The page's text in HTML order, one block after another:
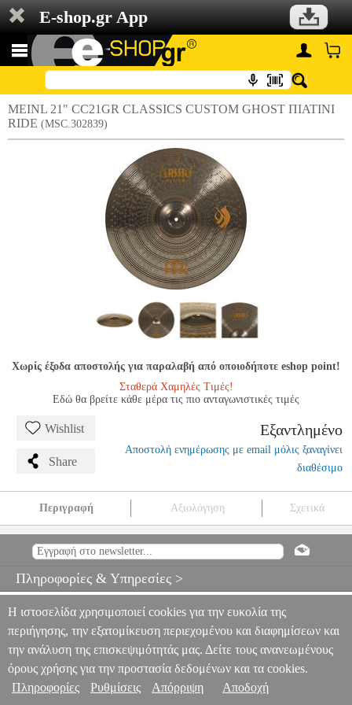
E-shop.gr App
MEINL 21" CC21GR CLASSICS CUSTOM GHOST ΠΙΑΤΙΝΙ
RIDE (MSC.302839)
Χωρίς έξοδα αποστολής για παραλαβή από οποιοδήποτε eshop point!
Σταθερά Χαμηλές Τιμές!
Εδώ θα βρείτε κάθε μέρα τις πιο ανταγωνιστικές τιμές
Wishlist
Share
Εξαντλημένο
Αποστολή ενημέρωσης με email μόλις ξαναγίνει
διαθέσιμο
Περιγραφή Αξιολόγηση Σχετικά
RIDE MSC.302839 MSC.302839 MEINL PERCUSSION MEINL
CUSTOM GHOST ΠΙΑΤΙΝΙ RIDE
0
Πληροφορίες & Υπηρεσίες >
Η ιστοσελίδα χρησιμοποιεί cookies για την ευκολία της
περιήγησης, την εξατομίκευση περιεχομένου και διαφημίσεων και
την ανάλυση της επισκεψιμότητάς μας. Δείτε τους ανανεωμένους
όρους χρήσης για την προστασία δεδομένων και τα cookies.
Πληροφορίες
Ρυθμίσεις Απόρριψη Αποδοχή